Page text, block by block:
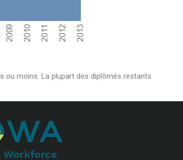
ou moins. La plupart des diplômés restants